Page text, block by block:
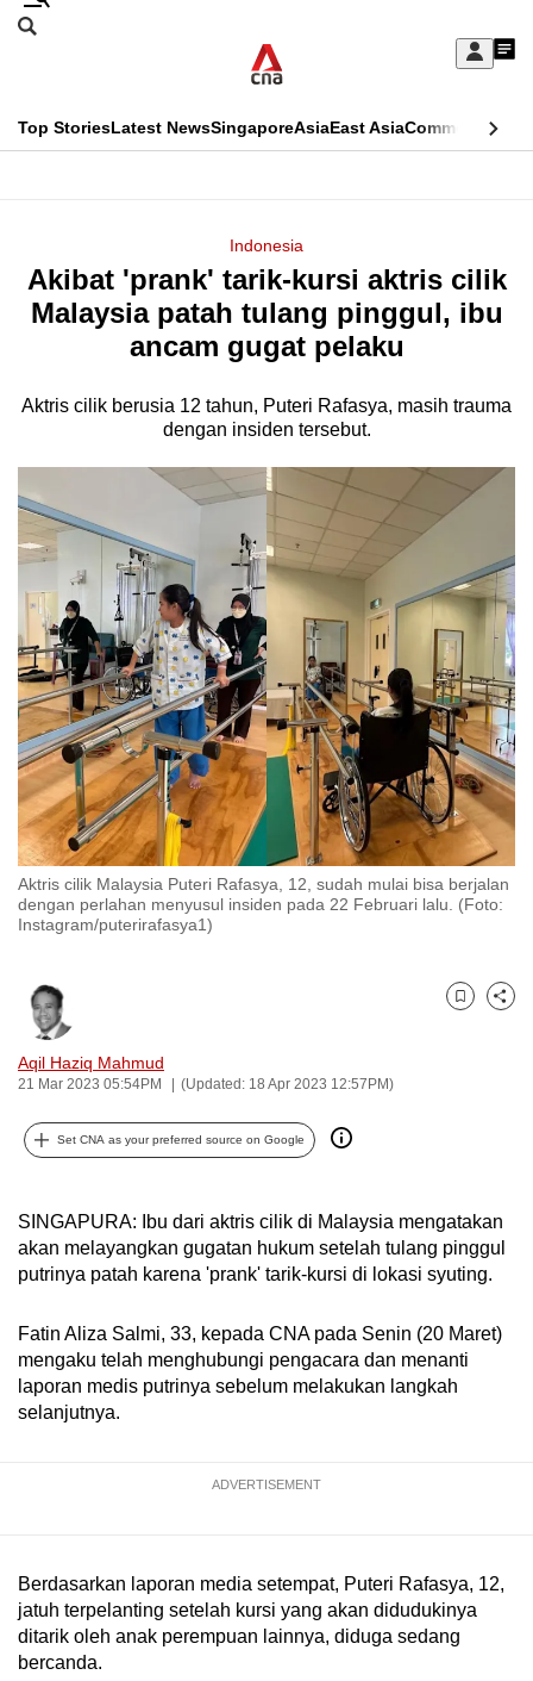
Skip
Sign
My
menu
Search
CNAR
Top StoriesLatest NewsSingaporeAsiaEast AsiaCommentary
Menu
Indonesia
Akibat 'prank' tarik-kursi aktris cilik
Malaysia patah tulang pinggul, ibu
ancam gugat pelaku
Aktris cilik berusia 12 tahun, Puteri Rafasya, masih trauma
dengan insiden tersebut.
Aktris cilik Malaysia Puteri Rafasya, 12, sudah mulai bisa berjalan
dengan perlahan menyusul insiden pada 22 Februari lalu. (Foto:
Instagram/puterirafasya1)
Aqil Haziq Mahmud
21 Mar 2023 05:54PM (Updated: 18 Apr 2023 12:57PM)
Bookmark
Share
Set CNA as your preferred source on Google
SINGAPURA: Ibu dari aktris cilik di Malaysia mengatakan
akan melayangkan gugatan hukum setelah tulang pinggul
putrinya patah karena 'prank' tarik-kursi di lokasi syuting.
Fatin Aliza Salmi, 33, kepada CNA pada Senin (20 Maret)
mengaku telah menghubungi pengacara dan menanti
laporan medis putrinya sebelum melakukan langkah
selanjutnya.
ADVERTISEMENT
Berdasarkan laporan media setempat, Puteri Rafasya, 12,
jatuh terpelanting setelah kursi yang akan didudukinya
ditarik oleh anak perempuan lainnya, diduga sedang
bercanda.
This
longer
supported
We
it's
hassle
switch
browsers
but
we
want
your
experience
with
CNA
to
be
fast,
the
best
it
can
possibly
be.
continue,
upgrade
a
supported
browser
or,
the
mobile
app.